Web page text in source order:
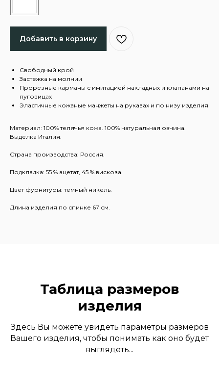
Добавить в корзину
Свободный крой
Застежка на молнии
Прорезные карманы с имитацией накладных и клапанами на
пуговицах
Эластичные кожаные манжеты на рукавах и по низу изделия
Материал: 100% телячья кожа. 100% натуральная овчина.
Выделка Италия.
Страна производства: Россия.
Подкладка: 55 % ацетат, 45 % вискоза.
Цвет фурнитуры: темный никель.
Длина изделия по спинке 67 см.
Таблица размеров
изделия
Здесь Вы можете увидеть параметры размеров
Вашего изделия, чтобы понимать как оно будет
выглядеть...